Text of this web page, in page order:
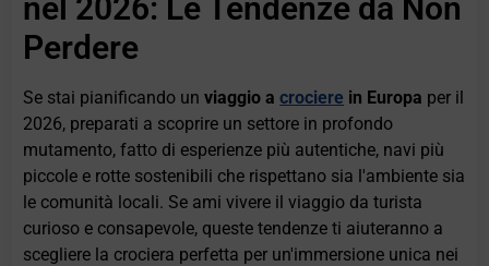
nel 2026: Le Tendenze da Non
Perdere
Se stai pianificando unviaggio acrociere in Europa per il
2026, preparati a scoprire un settore in profondo
mutamento, fatto di esperienze più autentiche, navi più
piccole e rotte sostenibili che rispettano sia l'ambiente sia
le comunità locali. Se ami vivere il viaggio da turista
curioso e consapevole, queste tendenze ti aiuteranno a
scegliere la crociera perfetta per un'immersione unica nei